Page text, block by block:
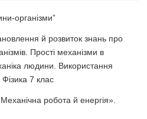
організми”
й розвиток знань про
Прості механізми в
людини. Використання
7 клас
робота й енергія».